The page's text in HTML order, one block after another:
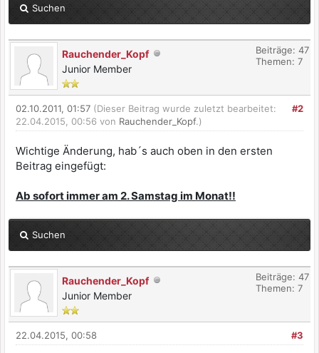
Suchen
Rauchender_Kopf
Junior Member
Beiträge: 47
Themen: 7
#2
02.10.2011, 01:57 (Dieser Beitrag wurde zuletzt bearbeitet:
22.04.2015, 00:56 von Rauchender_Kopf.)
Wichtige Änderung, hab´s auch oben in den ersten
Beitrag eingefügt:
Ab sofort immer am 2. Samstag im Monat!!
Suchen
Rauchender_Kopf
Junior Member
Beiträge: 47
Themen: 7
#3
22.04.2015, 00:58